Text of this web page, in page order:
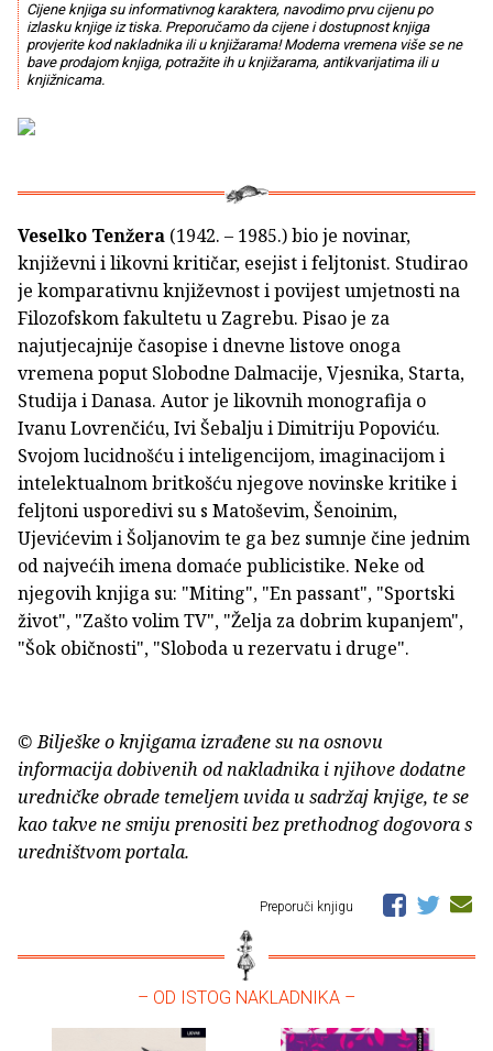
Cijene knjiga su informativnog karaktera, navodimo prvu cijenu po
izlasku knjige iz tiska. Preporučamo da cijene i dostupnost knjiga
provjerite kod nakladnika ili u knjižarama! Moderna vremena više se ne
bave prodajom knjiga, potražite ih u knjižarama, antikvarijatima ili u
knjižnicama.
Veselko Tenžera (1942. – 1985.) bio je novinar,
književni i likovni kritičar, esejist i feljtonist. Studirao
je komparativnu književnost i povijest umjetnosti na
Filozofskom fakultetu u Zagrebu. Pisao je za
najutjecajnije časopise i dnevne listove onoga
vremena poput Slobodne Dalmacije, Vjesnika, Starta,
Studija i Danasa. Autor je likovnih monografija o
Ivanu Lovrenčiću, Ivi Šebalju i Dimitriju Popoviću.
Svojom lucidnošću i inteligencijom, imaginacijom i
intelektualnom britkošću njegove novinske kritike i
feljtoni usporedivi su s Matoševim, Šenoinim,
Ujevićevim i Šoljanovim te ga bez sumnje čine jednim
od najvećih imena domaće publicistike. Neke od
njegovih knjiga su: "Miting", "En passant", "Sportski
život", "Zašto volim TV", "Želja za dobrim kupanjem",
"Šok običnosti", "Sloboda u rezervatu i druge".
© Bilješke o knjigama izrađene su na osnovu
informacija dobivenih od nakladnika i njihove dodatne
uredničke obrade temeljem uvida u sadržaj knjige, te se
kao takve ne smiju prenositi bez prethodnog dogovora s
uredništvom portala.
Preporuči knjigu
– OD ISTOG NAKLADNIKA –